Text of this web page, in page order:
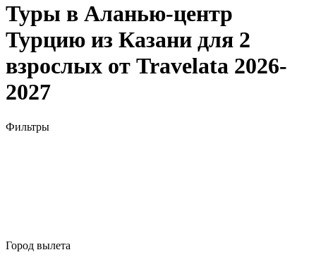
Туры в Аланью-центр
Турцию из Казани для 2
взрослых от Travelata 2026-
2027
Фильтры
Город вылета